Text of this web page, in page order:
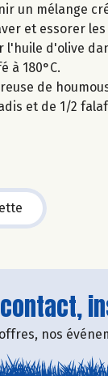
un mélange
et essorer
l'huile d'olive
à 180°C.
de
et de 1/2
nos